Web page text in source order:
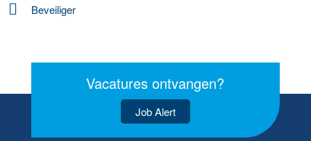
Beveiliger
Vacatures ontvangen?
Job Alert